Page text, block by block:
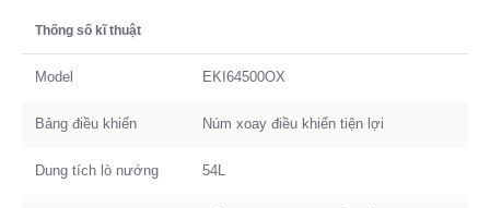
Thống số kĩ thuật
Model EKI64500OX
Bảng điều khiển Núm xoay điều khiển tiện lợi
Dung tích lò nướng 54L